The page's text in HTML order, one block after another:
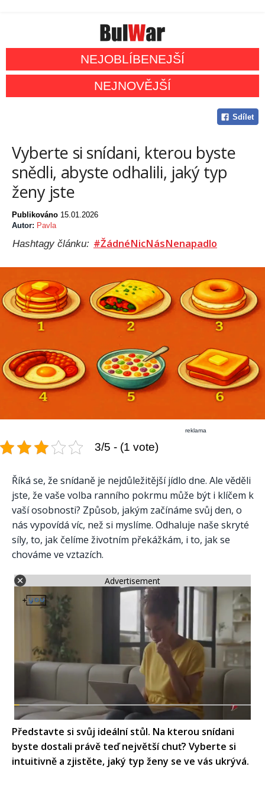
NEJOBLÍBENEJŠÍ
NEJNOVĚJŠÍ
Sdílet
Vyberte si snídani, kterou byste
snědli, abyste odhalili, jaký typ
ženy jste
Publikováno 15.01.2026
Autor: Pavla
Hashtagy článku: #ŽádnéNicNásNenapadlo
reklama
3/5 - (1 vote)
Říká se, že snídaně je nejdůležitější jídlo dne. Ale věděli
jste, že vaše volba ranního pokrmu může být i klíčem k
vaší osobnosti? Způsob, jakým začínáme svůj den, o
nás vypovídá víc, než si myslíme. Odhaluje naše skryté
síly, to, jak čelíme životním překážkám, i to, jak se
chováme ve vztazích.
Advertisement
Představte si svůj ideální stůl. Na kterou snídani
byste dostali právě teď největší chuť? Vyberte si
intuitivně a zjistěte, jaký typ ženy se ve vás ukrývá.